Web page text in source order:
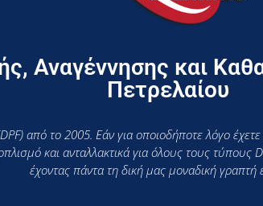
Αναγέννησης και
Πετρελαίου
από το 2005. Εάν για οποιοδήποτε λόγο
και ανταλλακτικά για όλους τους
έχοντας πάντα τη δική μας μοναδική γραπτή